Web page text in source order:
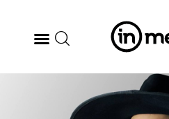
BODEGAS